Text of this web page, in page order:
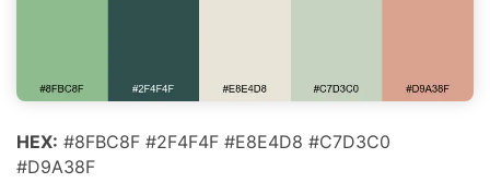
HEX: #8FBC8F #2F4F4F #E8E4D8 #C7D3C0
#D9A38F